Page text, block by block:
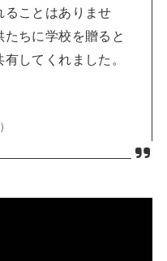
ことはありませ
ちに学校を贈ると
してくれました。
）